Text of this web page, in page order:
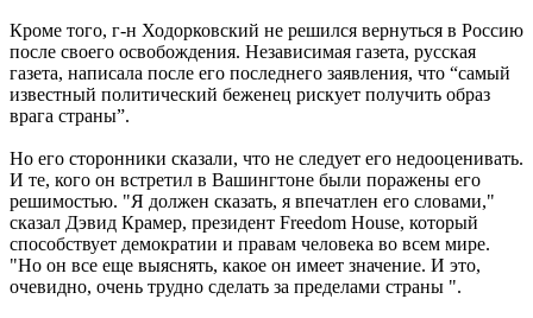
Кроме того, г-н Ходорковский не решился вернуться в Россию
после своего освобождения. Независимая газета, русская
газета, написала после его последнего заявления, что “самый
известный политический беженец рискует получить образ
врага страны”.
Но его сторонники сказали, что не следует его недооценивать.
И те, кого он встретил в Вашингтоне были поражены его
решимостью. "Я должен сказать, я впечатлен его словами,"
сказал Дэвид Крамер, президент Freedom House, который
способствует демократии и правам человека во всем мире.
"Но он все еще выяснять, какое он имеет значение. И это,
очевидно, очень трудно сделать за пределами страны ".